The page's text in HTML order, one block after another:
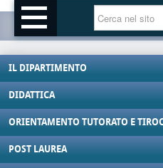
IL DIPARTIMENTO
DIDATTICA
ORIENTAMENTO TUTORATO E
POST LAUREA